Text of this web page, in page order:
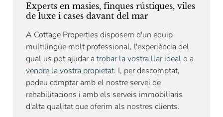
Experts en masies, finques rústiques, viles
de luxe i cases davant del mar
A Cottage Properties disposem d'un equip
multilingüe molt professional, l'experiència del
qual us pot ajudar atrobar la vostra llar idealo a
vendre la vostra propietat. I, per descomptat,
podeu comptar amb el nostre servei de
rehabilitacions i amb els serveis immobiliaris
d'alta qualitat que oferim als nostres clients.